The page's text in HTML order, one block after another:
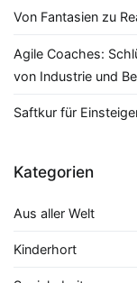
Von Fantasien zu
Agile Coaches:
von Industrie und
Saftkur für
Kategorien
Aus aller Welt
Kinderhort